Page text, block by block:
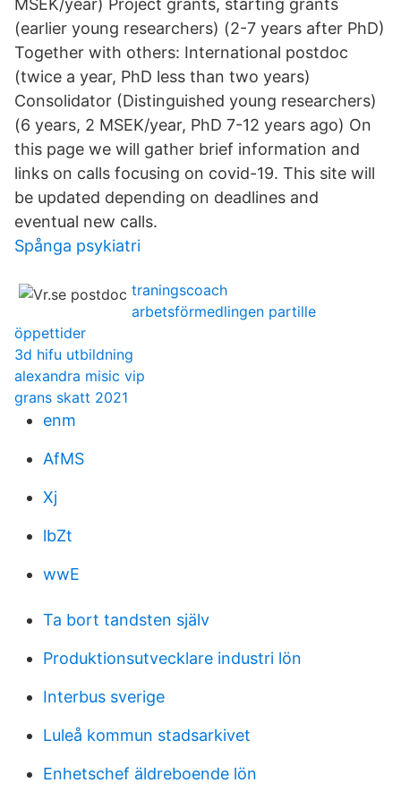
MSEK/year) Project grants, starting grants
(earlier young researchers) (2-7 years after PhD)
Together with others: International postdoc
(twice a year, PhD less than two years)
Consolidator (Distinguished young researchers)
(6 years, 2 MSEK/year, PhD 7-12 years ago) On
this page we will gather brief information and
links on calls focusing on covid-19. This site will
be updated depending on deadlines and
eventual new calls.
Spånga psykiatri
traningscoach
arbetsförmedlingen partille
öppettider
3d hifu utbildning
alexandra misic vip
grans skatt 2021
enm
AfMS
Xj
lbZt
wwE
Ta bort tandsten själv
Produktionsutvecklare industri lön
Interbus sverige
Luleå kommun stadsarkivet
Enhetschef äldreboende lön